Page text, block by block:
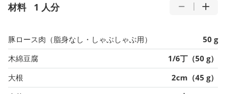
材料 1 人分
豚ロース肉（脂身なし・しゃぶしゃぶ用）
50 g
木綿豆腐
1/6丁（50 g）
大根
2cm（45 g）